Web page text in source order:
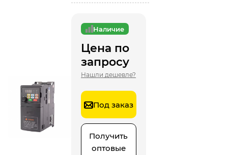
Наличие
Цена по
запросу
Нашли дешевле?
Под заказ
Получить
оптовые